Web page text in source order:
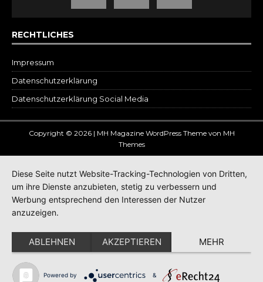
RECHTLICHES
Impressum
Datenschutz­erklärung
Datenschutzerklärung Social Media
Copyright © 2026 | MH Magazine WordPress Theme von MH
Themes
Diese Seite nutzt Website-Tracking-Technologien von Dritten,
um ihre Dienste anzubieten, stetig zu verbessern und
Werbung entsprechend den Interessen der Nutzer
anzuzeigen.
ABLEHNEN AKZEPTIEREN MEHR
Powered by &